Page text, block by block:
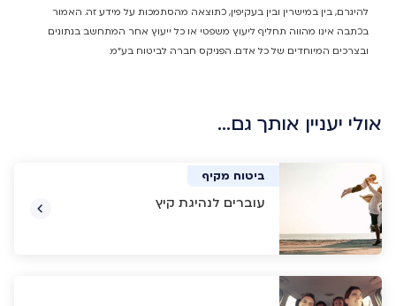
להיגרם, בין במישרין ובין בעקיפין, כתוצאה מהסתמכות על מידע זה. האמור
בכתבה אינו מהווה תחליף ליעוץ משפטי או כל ייעוץ אחר המתחשב בנתונים
ובצרכים המיוחדים של כל אדם. הפניקס חברה לביטוח בע"מ.
אולי יעניין אותך גם…
ביטוח רכב
עוברים לנהיגת קיץ
ביטוח רכב
ביטוח רכב
ביטוח מקיף